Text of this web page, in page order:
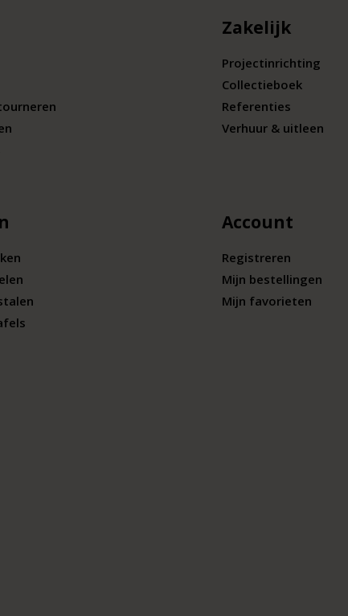
Zakelijk
Projectinrichting
Collectieboek
Referenties
Verhuur & uitleen
Account
Registreren
Mijn bestellingen
Mijn favorieten